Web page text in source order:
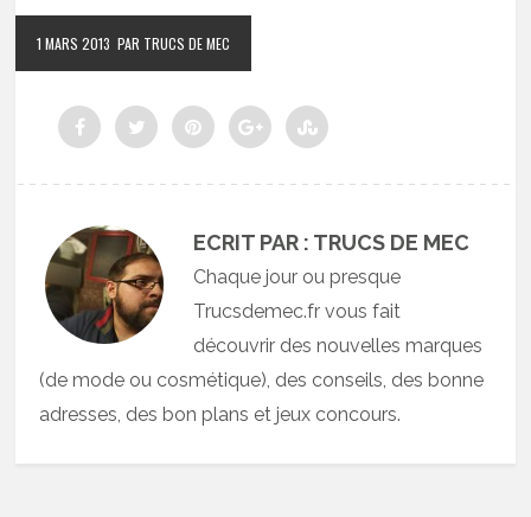
1 MARS 2013 PAR TRUCS DE MEC
ECRIT PAR : TRUCS DE MEC
Chaque jour ou presque
Trucsdemec.fr vous fait
découvrir des nouvelles marques
(de mode ou cosmétique), des conseils, des bonne
adresses, des bon plans et jeux concours.